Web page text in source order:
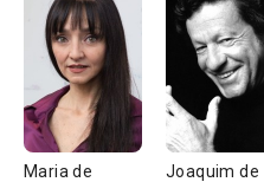
Maria de
Joaquim de